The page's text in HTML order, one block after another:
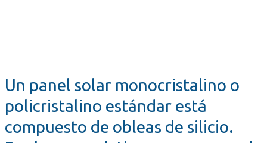
Un panel solar monocristalino o
policristalino estándar está
compuesto de obleas de silicio.